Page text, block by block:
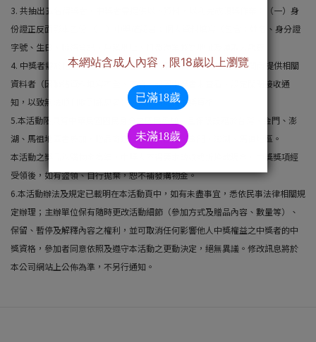
3. 共抽出五名得獎者，中獎者需提供以下資料，以利完成領獎作業：（一）身
份證正反面影本乙份 （二）中獎確認書：個人資料填寫（包含：姓名、身分證
字號、生日、聯絡資訊、戶籍地址、扣繳憑單郵寄地址及領取人親簽）
4. 中獎者需於指定期間內提供完整兌獎所需資料，若未在指定期間內提供相關
資料者（因聯絡資料填寫不全、不實，或因中獎者未查看、設定關閉接收通
知，以致無法順利收到訊息者），皆視同放棄中獎資格。
5.本活動限具有中華民國國民身分之國民參加，且僅限設籍於台灣、金門、澎
湖、馬祖地區者參加，贈品寄送地址僅限台灣、金門、澎湖、馬祖地區。
本活動之獎品以購物金為準，中獎人不得要求轉讓或折換成現金。中獎獎項經
受領後，如有盜領、自行拋棄，恕不補發購物金。
6.本活動辦法及規定已載明在本活動頁中，如有未盡事宜，悉依民事法律相關規
定辦理；主辦單位保有隨時更改活動細節（參加方式及贈品內容、數量等）、
保留、暫停及解釋內容之權利，並可取消任何影響他人中獎權益之中獎者的中
獎資格，參加者同意依照及遵守本活動之更動決定，絕無異議。修改訊息將於
本公司網站上公佈為準，不另行通知。